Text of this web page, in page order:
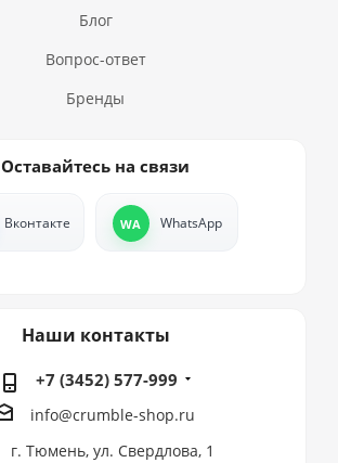
Блог
Вопрос-ответ
Бренды
Оставайтесь на связи
Вконтакте WhatsApp
Наши контакты
+7 (3452) 577-999
info@crumble-shop.ru
г. Тюмень, ул. Свердлова, 1